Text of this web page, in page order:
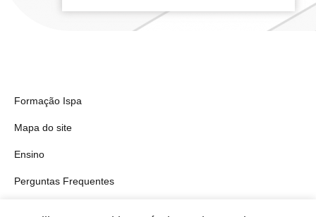
Formação Ispa
Mapa do site
Ensino
Perguntas Frequentes